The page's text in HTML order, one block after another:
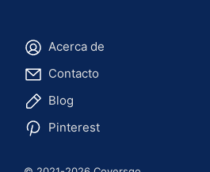
Acerca de
Contacto
Blog
Pinterest